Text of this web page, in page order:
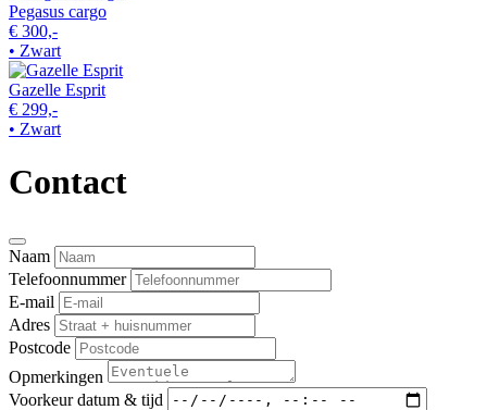
Pegasus cargo
€ 300,-
• Zwart
Gazelle Esprit
€ 299,-
• Zwart
Contact
Naam
Telefoonnummer
E-mail
Adres
Postcode
Opmerkingen
Voorkeur datum & tijd